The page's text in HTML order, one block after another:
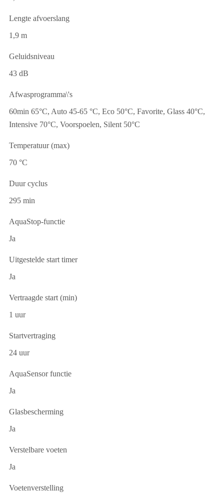
Lengte afvoerslang
1,9 m
Geluidsniveau
43 dB
Afwasprogramma\'s
60min 65°C, Auto 45-65 °C, Eco 50°C, Favorite, Glass 40°C,
Intensive 70°C, Voorspoelen, Silent 50°C
Temperatuur (max)
70 °C
Duur cyclus
295 min
AquaStop-functie
Ja
Uitgestelde start timer
Ja
Vertraagde start (min)
1 uur
Startvertraging
24 uur
AquaSensor functie
Ja
Glasbescherming
Ja
Verstelbare voeten
Ja
Voetenverstelling